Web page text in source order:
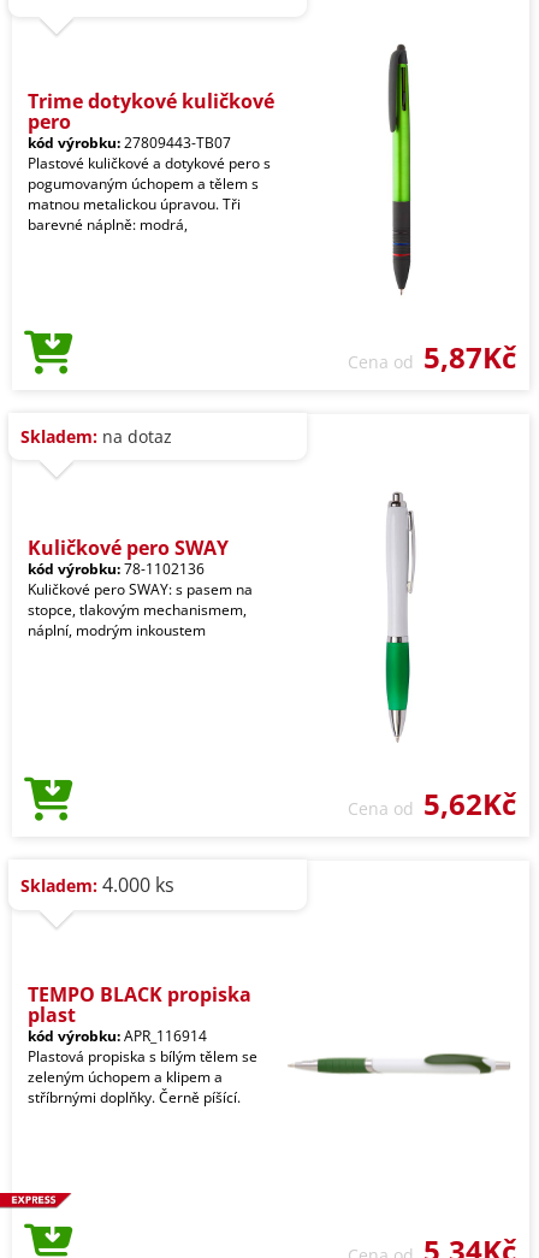
Trime dotykové kuličkové
pero
kód výrobku:27809443-TB07
Plastové kuličkové a dotykové pero s
pogumovaným úchopem a tělem s
matnou metalickou úpravou. Tři
barevné náplně: modrá,
Cena od 5,87Kč
Skladem: na dotaz
Kuličkové pero SWAY
kód výrobku:78-1102136
Kuličkové pero SWAY: s pasem na
stopce, tlakovým mechanismem,
náplní, modrým inkoustem
Cena od 5,62Kč
Skladem: 4.000 ks
TEMPO BLACK propiska
plast
kód výrobku:APR_116914
Plastová propiska s bílým tělem se
zeleným úchopem a klipem a
stříbrnými doplňky. Černě píšící.
5,34Kč